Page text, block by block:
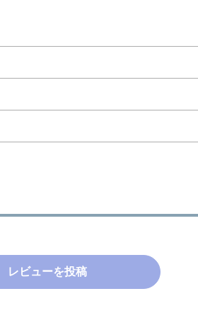
レビューを投稿